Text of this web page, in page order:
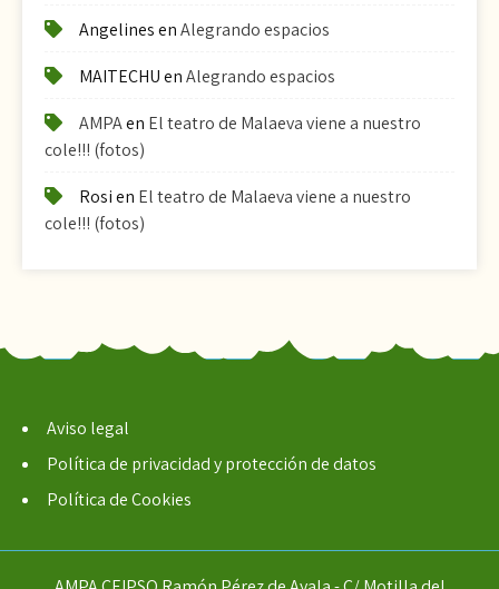
AngelinesenAlegrando espacios
MAITECHUenAlegrando espacios
AMPAen El teatro de Malaeva viene a nuestro
cole!!! (fotos)
Rosien El teatro de Malaeva viene a nuestro
cole!!! (fotos)
Aviso legal
Política de privacidad y protección de datos
Política de Cookies